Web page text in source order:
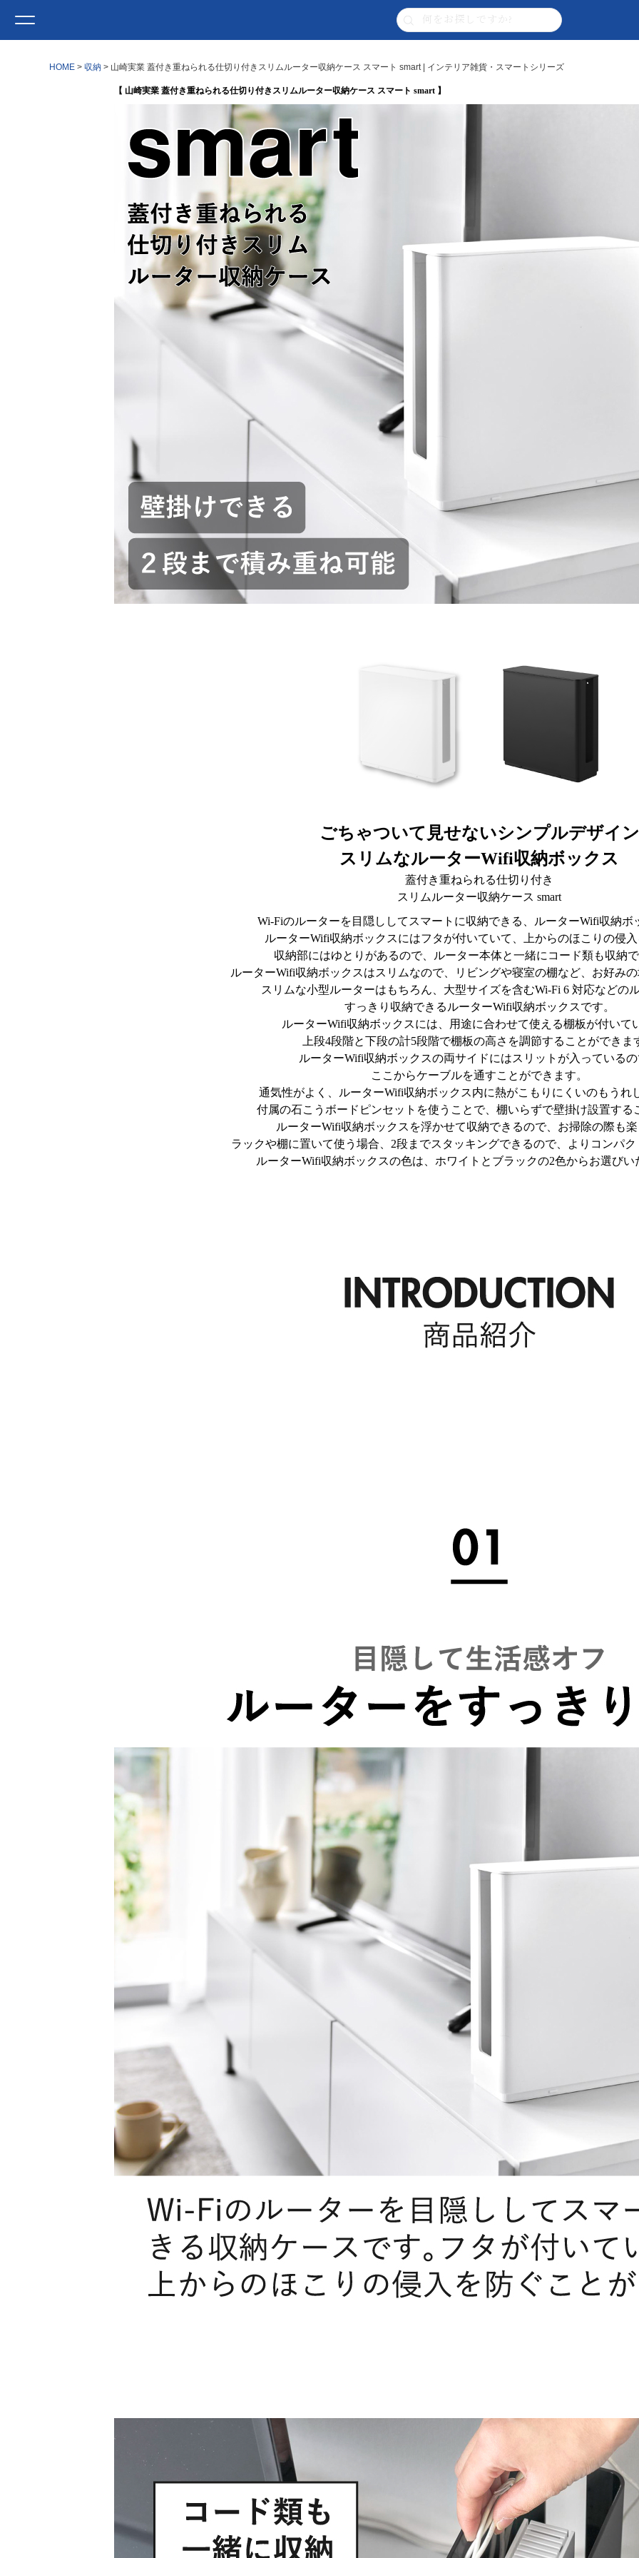
HOME 収納 山崎実業 蓋付き重ねられる仕切り付きスリムルーター収納ケース スマート smart | インテリア雑貨・スマートシリーズ
【 山崎実業 蓋付き重ねられる仕切り付きスリムルーター収納ケース スマート smart 】
ごちゃついて見せないシンプルデザイン
スリムなルーターWifi収納ボックス
蓋付き重ねられる仕切り付き
スリムルーター収納ケース smart
Wi-Fiのルーターを目隠ししてスマートに収納できる、ルーターWifi収納ボ
ルーターWifi収納ボックスにはフタが付いていて、上からのほこりの侵入
収納部にはゆとりがあるので、ルーター本体と一緒にコード類も収納で
ルーターWifi収納ボックスはスリムなので、リビングや寝室の棚など、お好みの
スリムな小型ルーターはもちろん、大型サイズを含むWi-Fi 6 対応などのル
すっきり収納できるルーターWifi収納ボックスです。
ルーターWifi収納ボックスには、用途に合わせて使える棚板が付いて
上段4段階と下段の計5段階で棚板の高さを調節することができま
ルーターWifi収納ボックスの両サイドにはスリットが入っているの
ここからケーブルを通すことができます。
通気性がよく、ルーターWifi収納ボックス内に熱がこもりにくいのもうれ
付属の石こうボードピンセットを使うことで、棚いらずで壁掛け設置する
ルーターWifi収納ボックスを浮かせて収納できるので、お掃除の際も楽
ラックや棚に置いて使う場合、2段までスタッキングできるので、よりコンパク
ルーターWifi収納ボックスの色は、ホワイトとブラックの2色からお選びい